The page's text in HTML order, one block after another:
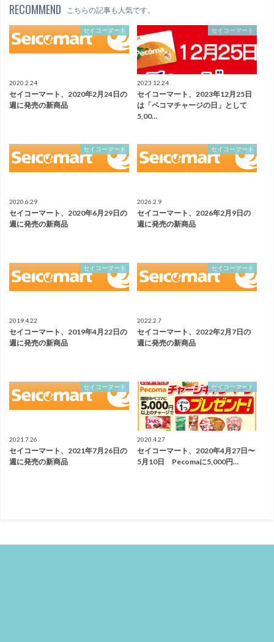
RECOMMEND こちらの記事も人気です。
セイコーマート
2020.2.24
セイコーマート、2020年2月24日の
週に発売の新商品
セイコーマート
2023.12.24
セイコーマート、2023年12月25日
は「ペコマチャージの日」として
5,00…
セイコーマート
2020.6.29
セイコーマート、2020年6月29日の
週に発売の新商品
セイコーマート
2026.2.9
セイコーマート、2026年2月9日の
週に発売の新商品
セイコーマート
2019.4.22
セイコーマート、2019年4月22日の
週に発売の新商品
セイコーマート
2022.2.7
セイコーマート、2022年2月7日の
週に発売の新商品
セイコーマート
2021.7.26
セイコーマート、2021年7月26日の
週に発売の新商品
セイコーマート
2020.4.27
セイコーマート、2020年4月27日〜
5月10日 Pecomaに5,000円…